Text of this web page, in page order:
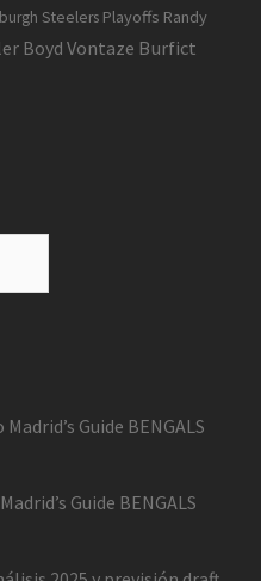
Steelers Playoffs Randy
Boyd Vontaze Burfict
Guide BENGALS
Guide BENGALS